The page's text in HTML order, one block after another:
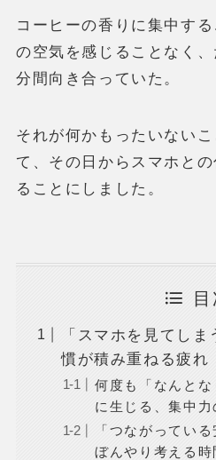
コーヒーの香りに集中す
の空気を感じることなく
分間向き合っていた。
それが何かもったいない
て、その日からスマホと
ることにしました。
目
「スマホを見てし
慣が積み重ねる疲れ
何度も「なんと
に生じる、集中
「つながってい
ぼんやり考える